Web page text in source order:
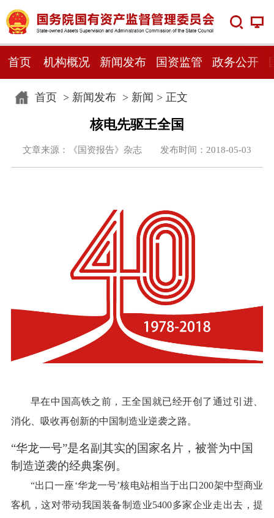
首页 机构概况 新闻发布 国资监管 政务公开
首页> 新闻发布> 新闻 > 正文
核电先驱王全国
文章来源：《国资报告》杂志 发布时间：2018-05-03
早在中国高铁之前，王全国就已经开创了通过引进、
消化、吸收再创新的中国制造业逆袭之路。
“华龙一号”是名副其实的国家名片，被誉为中国
制造逆袭的经典案例。
“出口一座‘华龙一号’核电站相当于出口200架中型商业
客机，这对带动我国装备制造业5400多家企业走出去，提